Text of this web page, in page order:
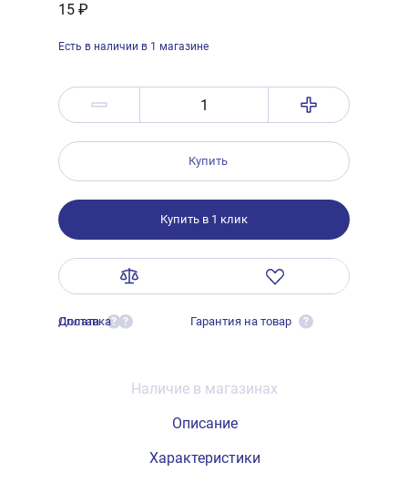
15 ₽
Есть в наличии в 1 магазине
Купить
Купить в 1 клик
Оплата ?
Доставка ? Гарантия на товар ?
Наличие в магазинах
Описание
Характеристики